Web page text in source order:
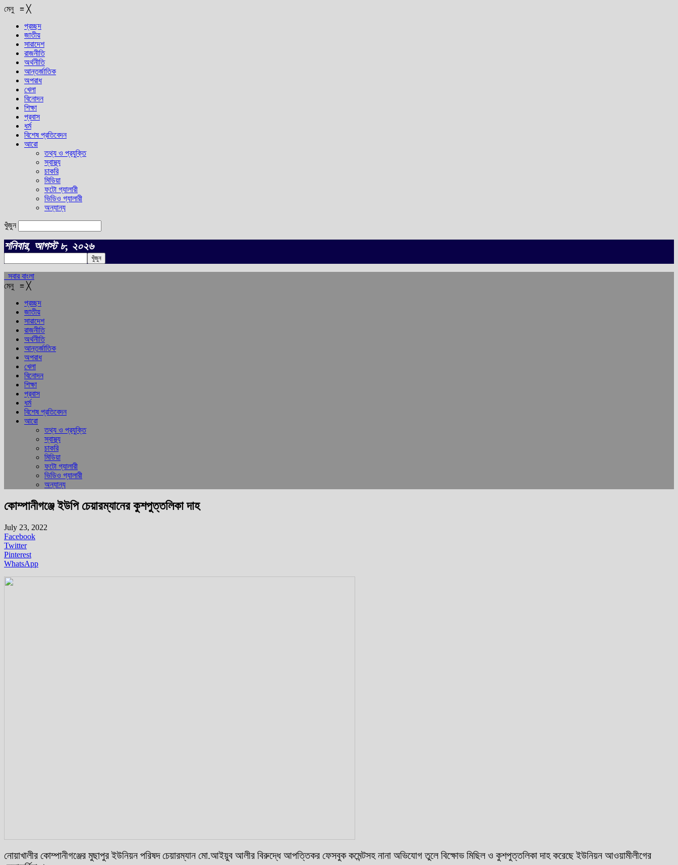
মেনু ≡ ╳
প্রচ্ছদ
জাতীয়
সারাদেশ
রাজনীতি
অর্থনীতি
আন্তর্জাতিক
অপরাধ
খেলা
বিনোদন
শিক্ষা
প্রবাস
ধর্ম
বিশেষ প্রতিবেদন
আরো
তথ্য ও প্রযুক্তি
স্বাস্থ্য
চাকরি
মিডিয়া
ফটো গ্যালারী
ভিডিও গ্যালারী
অন্যান্য
খুঁজুন
শনিবার, আগস্ট ৮, ২০২৬
সবার বাংলা
মেনু ≡ ╳
প্রচ্ছদ
জাতীয়
সারাদেশ
রাজনীতি
অর্থনীতি
আন্তর্জাতিক
অপরাধ
খেলা
বিনোদন
শিক্ষা
প্রবাস
ধর্ম
বিশেষ প্রতিবেদন
আরো
তথ্য ও প্রযুক্তি
স্বাস্থ্য
চাকরি
মিডিয়া
ফটো গ্যালারী
ভিডিও গ্যালারী
অন্যান্য
কোম্পানীগঞ্জে ইউপি চেয়ারম্যানের কুশপুত্তলিকা দাহ
July 23, 2022
Facebook
Twitter
Pinterest
WhatsApp
নোয়াখালীর কোম্পানীগঞ্জের মুছাপুর ইউনিয়ন পরিষদ চেয়ারম্যান মো.আইয়ুব আলীর বিরুদ্ধে আপত্তিকর ফেসবুক কমেন্টসহ নানা অভিযোগ তুলে বিক্ষোভ মিছিল ও কুশপুত্তলিকা দাহ করেছে ইউনিয়ন আওয়ামীলীগের